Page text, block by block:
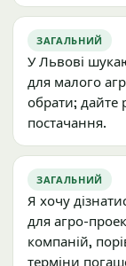
ЗАГАЛЬНИЙ
У Львові
для малого
обрати; дайте
постачання.
ЗАГАЛЬНИЙ
Я хочу
для агро-
компаній,
терміни